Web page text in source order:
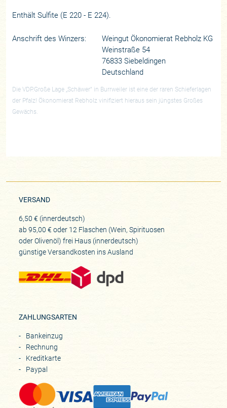
Enthält Sulfite (E 220 - E 224).
Anschrift des Winzers:
Weingut Ökonomierat Rebholz KG
Weinstraße 54
76833 Siebeldingen
Deutschland
Die VDP.Große Lage „Schäwer“ in Burrweiler ist eine der raren Schieferlagen
der Pfalz! Ökonomierat Rebholz vinifiziert hieraus sein jüngstes Großes
Gewächs.
VERSAND
6,50 € (innerdeutsch)
ab 95,00 € oder 12 Flaschen (Wein, Spirituosen
oder Olivenöl) frei Haus (innerdeutsch)
günstige Versandkosten ins Ausland
ZAHLUNGSARTEN
Bankeinzug
Rechnung
Kreditkarte
Paypal